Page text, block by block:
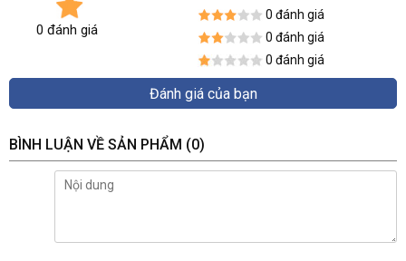
0 đánh giá
0 đánh giá
0 đánh giá
0 đánh giá
Đánh giá của bạn
BÌNH LUẬN VỀ SẢN PHẨM (0)